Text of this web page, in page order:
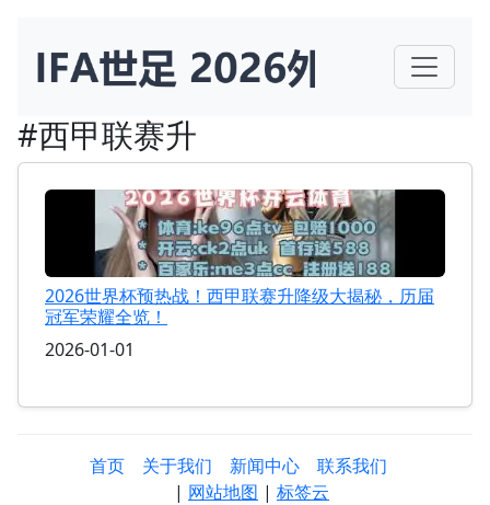
#西甲联赛升
2026世界杯预热战！西甲联赛升降级大揭秘，历届
冠军荣耀全览！
2026-01-01
首页 关于我们 新闻中心
联系我们
| 网站地图 | 标签云